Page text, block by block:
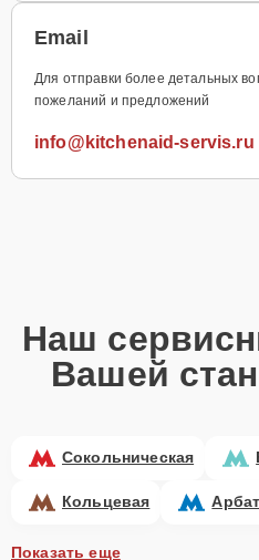
Email
Для отправки более детальных
пожеланий и предложений
info@kitchenaid-servis.ru
Наш
Вашей
Сокольническая
Кольцевая
Показать еще